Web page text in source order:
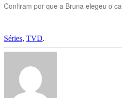
Confiram por que a Bruna elegeu o
Séries, TVD.